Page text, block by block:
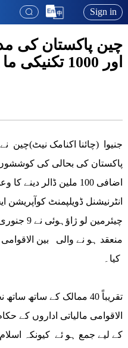
Sign in
اور 1000 تکنیکی ماہرین دے گا
پاکستان کی بحالی کی
اضافی 100 ملین ڈالر
انٹرنیشنل ڈویلپمنٹ
چیئرمین
منعقد ہو نے والی بین
تقریباً 40 ممالک کے ساتھ